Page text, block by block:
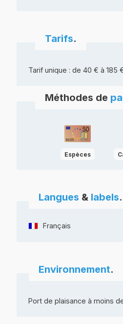
Tarifs.
Tarif unique : de 40 € à 185
Méthodes de
Espèces
Langues & labels.
Français
Environnement.
Port de plaisance à moins